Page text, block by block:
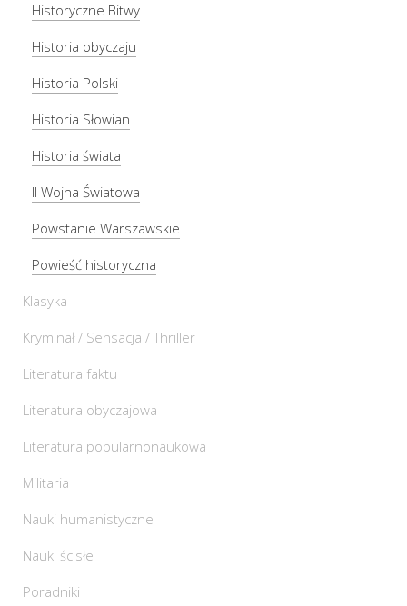
Historyczne Bitwy
Historia obyczaju
Historia Polski
Historia Słowian
Historia świata
II Wojna Światowa
Powstanie Warszawskie
Powieść historyczna
Klasyka
Kryminał / Sensacja / Thriller
Literatura faktu
Literatura obyczajowa
Literatura popularnonaukowa
Militaria
Nauki humanistyczne
Nauki ścisłe
Poradniki